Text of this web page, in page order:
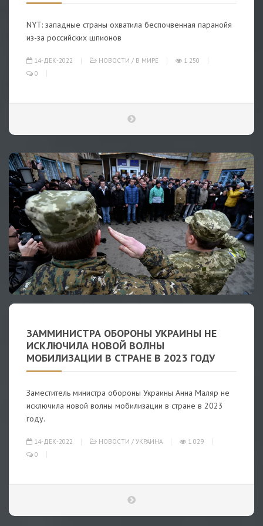
NYT: западные страны охватила беспочвенная паранойя
из-за российских шпионов
14-ДЕК-2022 НОВОСТИ / В МИРЕ
1 250
0
ЗАММИНИСТРА ОБОРОНЫ УКРАИНЫ НЕ
ИСКЛЮЧИЛА НОВОЙ ВОЛНЫ
МОБИЛИЗАЦИИ В СТРАНЕ В 2023 ГОДУ
Заместитель министра обороны Украины Анна Маляр не
исключила новой волны мобилизации в стране в 2023
году.
14-ДЕК-2022 НОВОСТИ / УКРАИНА
1 029
0